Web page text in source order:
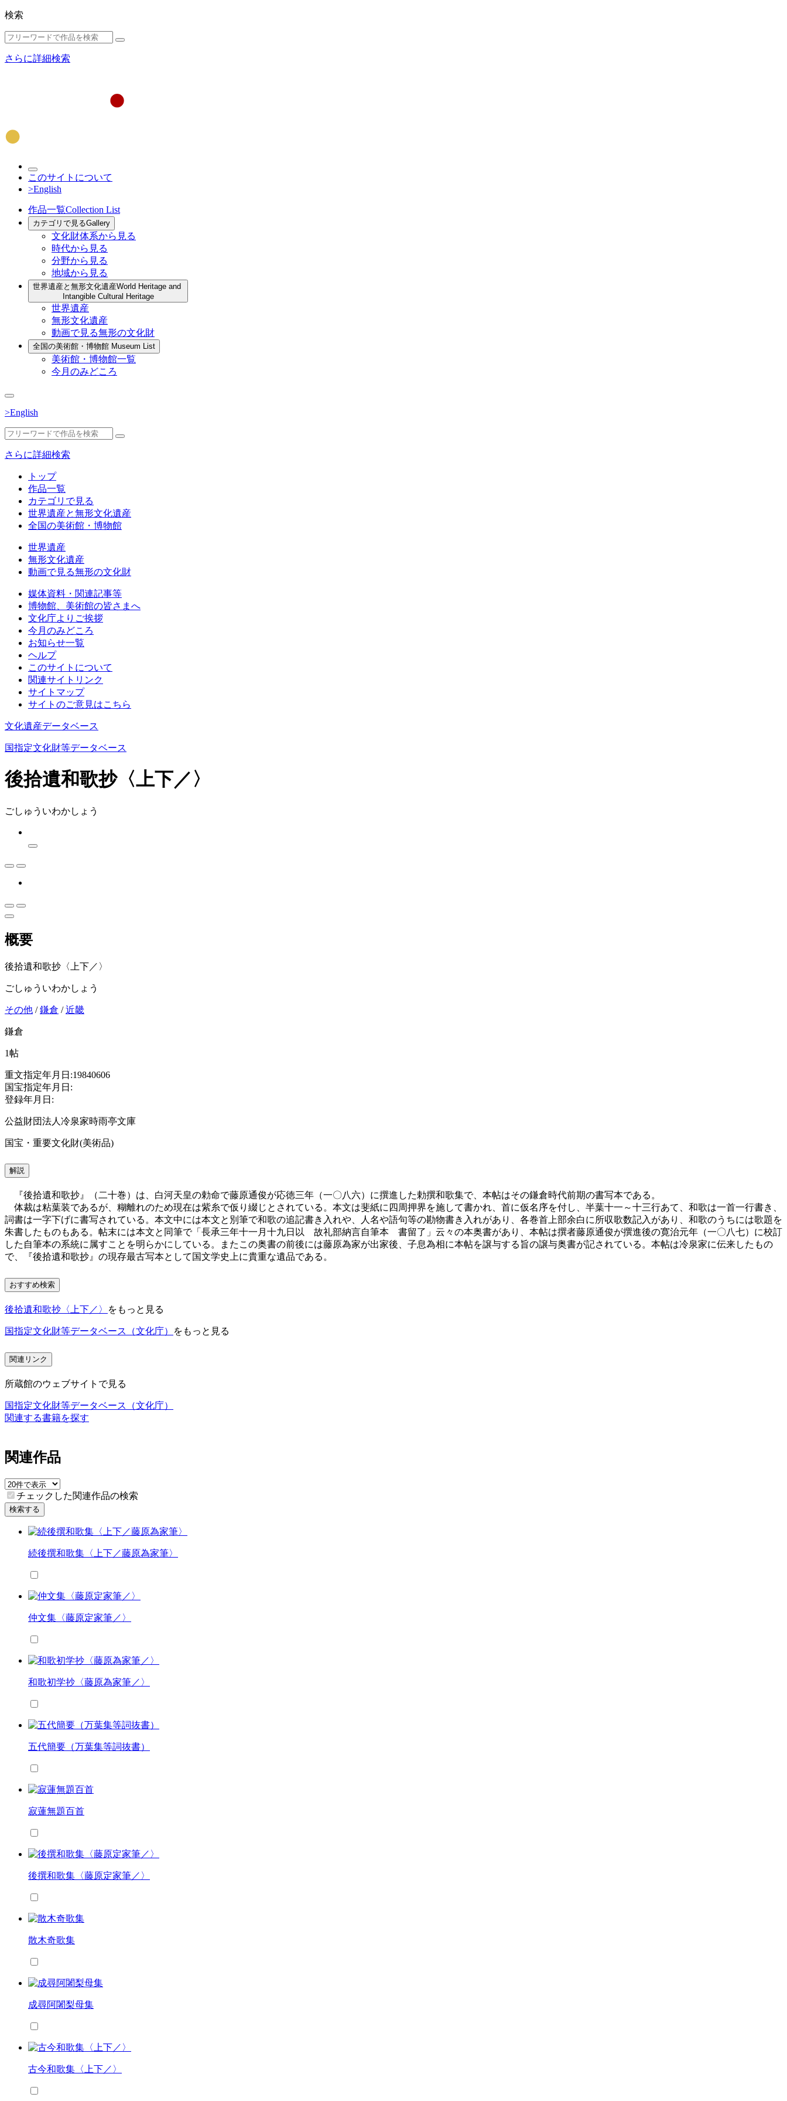
検索
さらに詳細検索
このサイトについて
>English
作品一覧Collection List
カテゴリで見るGallery
文化財体系から見る
時代から見る
分野から見る
地域から見る
世界遺産と無形文化遺産World Heritage and
Intangible Cultural Heritage
世界遺産
無形文化遺産
動画で見る無形の文化財
全国の美術館・博物館 Museum List
美術館・博物館一覧
今月のみどころ
>English
さらに詳細検索
トップ
作品一覧
カテゴリで見る
世界遺産と無形文化遺産
全国の美術館・博物館
世界遺産
無形文化遺産
動画で見る無形の文化財
媒体資料・関連記事等
博物館、美術館の皆さまへ
文化庁よりご挨拶
今月のみどころ
お知らせ一覧
ヘルプ
このサイトについて
関連サイトリンク
サイトマップ
サイトのご意見はこちら
文化遺産データベース
国指定文化財等データベース
後拾遺和歌抄〈上下／〉
ごしゅういわかしょう
概要
後拾遺和歌抄〈上下／〉
ごしゅういわかしょう
その他 /鎌倉 /近畿
鎌倉
1帖
重文指定年月日:19840606
国宝指定年月日:
登録年月日:
公益財団法人冷泉家時雨亭文庫
国宝・重要文化財(美術品)
解説
『後拾遺和歌抄』（二十巻）は、白河天皇の勅命で藤原通俊が応徳三年（一〇八六）に撰進した勅撰和歌集で、本帖はその鎌倉時代前期の書写本である。
体裁は粘葉装であるが、糊離れのため現在は紫糸で仮り綴じとされている。本文は斐紙に四周押界を施して書かれ、首に仮名序を付し、半葉十一～十三行あて、和歌は一首一行書き、
詞書は一字下げに書写されている。本文中には本文と別筆で和歌の追記書き入れや、人名や語句等の勘物書き入れがあり、各巻首上部余白に所収歌数記入があり、和歌のうちには歌題を
朱書したものもある。帖末には本文と同筆で「長承三年十一月十九日以 故礼部納言自筆本 書留了」云々の本奥書があり、本帖は撰者藤原通俊が撰進後の寛治元年（一〇八七）に校訂
した自筆本の系統に属すことを明らかにしている。またこの奥書の前後には藤原為家が出家後、子息為相に本帖を譲与する旨の譲与奥書が記されている。本帖は冷泉家に伝来したもの
で、『後拾遺和歌抄』の現存最古写本として国文学史上に貴重な遺品である。
おすすめ検索
後拾遺和歌抄〈上下／〉 をもっと見る
国指定文化財等データベース（文化庁） をもっと見る
関連リンク
所蔵館のウェブサイトで見る
国指定文化財等データベース（文化庁）
関連する書籍を探す
関連作品
チェックした関連作品の検索
検索する
続後撰和歌集〈上下／藤原為家筆〉
仲文集〈藤原定家筆／〉
和歌初学抄〈藤原為家筆／〉
五代簡要（万葉集等詞抜書）
寂蓮無題百首
後撰和歌集〈藤原定家筆／〉
散木奇歌集
成尋阿闍梨母集
古今和歌集〈上下／〉